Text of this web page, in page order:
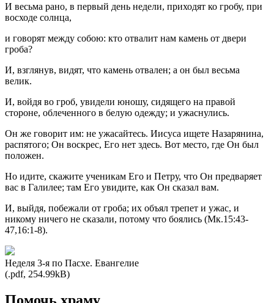
И весьма рано, в первый день недели, приходят ко гробу, при
восходе солнца,
и говорят между собою: кто отвалит нам камень от двери
гроба?
И, взглянув, видят, что камень отвален; а он был весьма
велик.
И, войдя во гроб, увидели юношу, сидящего на правой
стороне, облеченного в белую одежду; и ужаснулись.
Он же говорит им: не ужасайтесь. Иисуса ищете Назарянина,
распятого; Он воскрес, Его нет здесь. Вот место, где Он был
положен.
Но идите, скажите ученикам Его и Петру, что Он предваряет
вас в Галилее; там Его увидите, как Он сказал вам.
И, выйдя, побежали от гроба; их объял трепет и ужас, и
никому ничего не сказали, потому что боялись (Мк.15:43-
47,16:1-8).
Неделя 3-я по Пасхе. Евангелие
(.pdf, 254.99kB)
Помочь храму